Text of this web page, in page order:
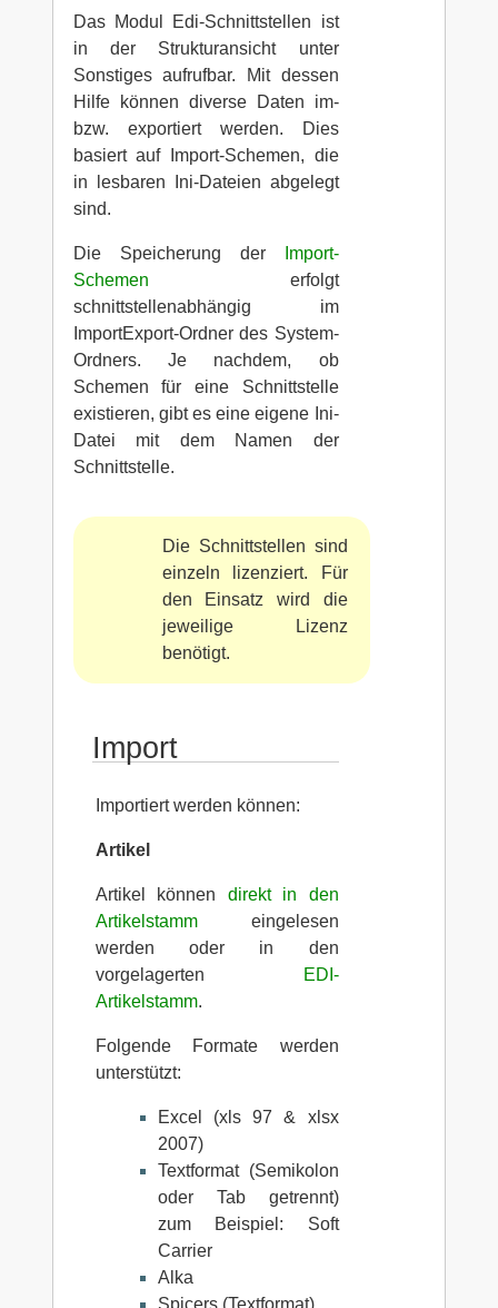
Das Modul Edi-Schnittstellen ist
in der Strukturansicht unter
Sonstiges aufrufbar. Mit dessen
Hilfe können diverse Daten im-
bzw. exportiert werden. Dies
basiert auf Import-Schemen, die
in lesbaren Ini-Dateien abgelegt
sind.
Die Speicherung der
Import-
Schemen erfolgt
schnittstellenabhängig im
ImportExport-Ordner des System-
Ordners. Je nachdem, ob
Schemen für eine Schnittstelle
existieren, gibt es eine eigene Ini-
Datei mit dem Namen der
Schnittstelle.
Die Schnittstellen sind
einzeln lizenziert. Für
den Einsatz wird die
jeweilige Lizenz
benötigt.
Import
Importiert werden können:
Artikel
Artikel können direkt in den
Artikelstammeingelesen
werden oder in den
vorgelagerten
EDI-
Artikelstamm.
Folgende Formate werden
unterstützt:
Excel (xls 97 & xlsx
2007)
Textformat (Semikolon
oder Tab getrennt)
zum Beispiel: Soft
Carrier
Alka
Spicers (Textformat)